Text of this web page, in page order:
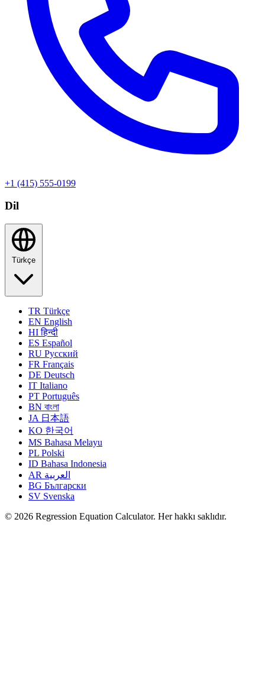
+1 (415) 555-0199
Dil
TR Türkçe
EN English
HIहिन्दी
ES Español
RU Русский
FR Français
DE Deutsch
IT Italiano
PT Português
BN বাংলা
JA 日本語
KO 한국어
MS Bahasa Melayu
PL Polski
ID Bahasa Indonesia
AR العربية
BG Български
SV Svenska
© 2026 Regression Equation Calculator. Her hakkı saklıdır.